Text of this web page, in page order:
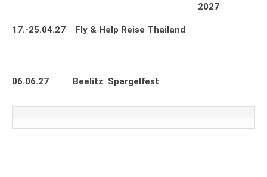
2027
17.-25.04.27 Fly & Help Reise Thailand
06.06.27 Beelitz Spargelfest